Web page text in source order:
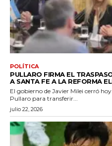
POLÍTICA
PULLARO FIRMA EL
A SANTA FE A LA REFORMA
El gobierno de Javier Milei cerró
Pullaro para transferir...
julio 22, 2026